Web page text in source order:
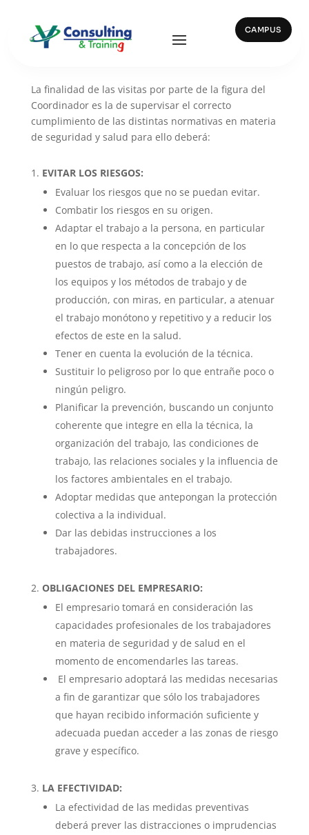
CAMPUS
Visitas de control en obra
La finalidad de las visitas por parte de la figura del
Coordinador es la de supervisar el correcto
cumplimiento de las distintas normativas en materia
de seguridad y salud para ello deberá:
EVITAR LOS RIESGOS:
Evaluar los riesgos que no se puedan evitar.
Combatir los riesgos en su origen.
Adaptar el trabajo a la persona, en particular
en lo que respecta a la concepción de los
puestos de trabajo, así como a la elección de
los equipos y los métodos de trabajo y de
producción, con miras, en particular, a atenuar
el trabajo monótono y repetitivo y a reducir los
efectos de este en la salud.
Tener en cuenta la evolución de la técnica.
Sustituir lo peligroso por lo que entrañe poco o
ningún peligro.
Planificar la prevención, buscando un conjunto
coherente que integre en ella la técnica, la
organización del trabajo, las condiciones de
trabajo, las relaciones sociales y la influencia de
los factores ambientales en el trabajo.
Adoptar medidas que antepongan la protección
colectiva a la individual.
Dar las debidas instrucciones a los
trabajadores.
OBLIGACIONES DEL EMPRESARIO:
El empresario tomará en consideración las
capacidades profesionales de los trabajadores
en materia de seguridad y de salud en el
momento de encomendarles las tareas.
El empresario adoptará las medidas necesarias
a fin de garantizar que sólo los trabajadores
que hayan recibido información suficiente y
adecuada puedan acceder a las zonas de riesgo
grave y específico.
LA EFECTIVIDAD:
La efectividad de las medidas preventivas
deberá prever las distracciones o imprudencias